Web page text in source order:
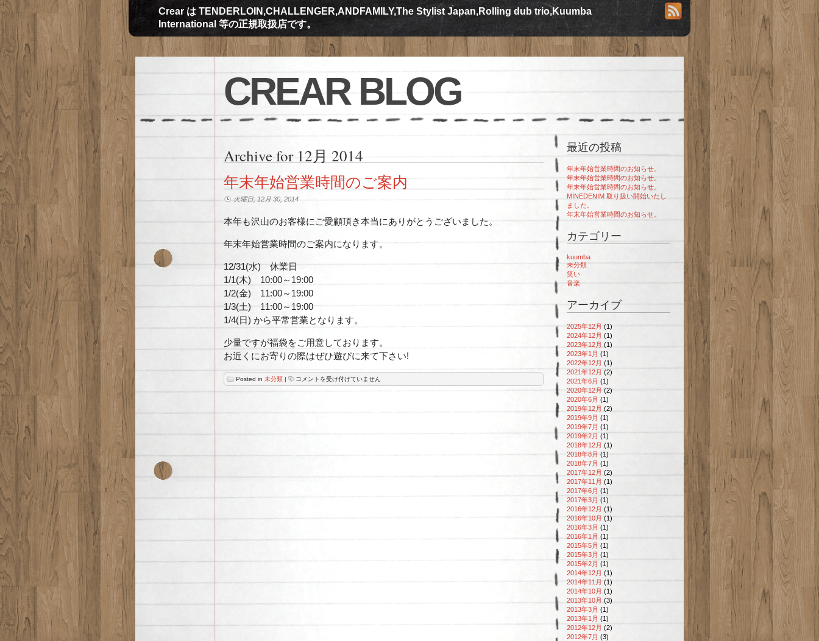
Crear は TENDERLOIN,CHALLENGER,ANDFAMILY,The Stylist Japan,Rolling dub trio,Kuumba
International 等の正規取扱店です。
CREAR BLOG
Archive for 12月 2014
年末年始営業時間のご案内
火曜日, 12月 30, 2014
本年も沢山のお客様にご愛顧頂き本当にありがとうございました。
年末年始営業時間のご案内になります。
12/31(水) 休業日
1/1(木) 10:00～19:00
1/2(金) 11:00～19:00
1/3(土) 11:00～19:00
1/4(日) から平常営業となります。
少量ですが福袋をご用意しております。
お近くにお寄りの際はぜひ遊びに来て下さい!
Posted in 未分類
年
末
コメントを受け付けていません
最近の投稿
年末年始営業時間のお知らせ。
年末年始営業時間のお知らせ。
年末年始営業時間のお知らせ。
MINEDENIM 取り扱い開始いたし
ました。
年末年始営業時間のお知らせ。
カテゴリー
kuumba
未分類
笑い
音楽
アーカイブ
2025年12月 (1)
2024年12月 (1)
2023年12月 (1)
2023年1月 (1)
2022年12月 (1)
2021年12月 (2)
2021年6月 (1)
2020年12月 (2)
2020年6月 (1)
2019年12月 (2)
2019年9月 (1)
2019年7月 (1)
2019年2月 (1)
2018年12月 (1)
2018年8月 (1)
2018年7月 (1)
2017年12月 (2)
2017年11月 (1)
2017年6月 (1)
2017年3月 (1)
2016年12月 (1)
2016年10月 (1)
2016年3月 (1)
2016年1月 (1)
2015年5月 (1)
2015年3月 (1)
2015年2月 (1)
2014年12月 (1)
2014年11月 (1)
2014年10月 (1)
2013年10月 (3)
2013年3月 (1)
2013年1月 (1)
2012年12月 (2)
2012年7月 (3)